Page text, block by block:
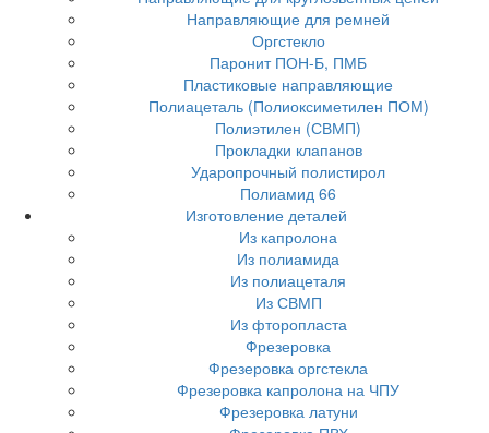
Направляющие для ремней
Оргстекло
Паронит ПОН-Б, ПМБ
Пластиковые направляющие
Полиацеталь (Полиоксиметилен ПОМ)
Полиэтилен (СВМП)
Прокладки клапанов
Ударопрочный полистирол
Полиамид 66
Изготовление деталей
Из капролона
Из полиамида
Из полиацеталя
Из СВМП
Из фторопласта
Фрезеровка
Фрезеровка оргстекла
Фрезеровка капролона на ЧПУ
Фрезеровка латуни